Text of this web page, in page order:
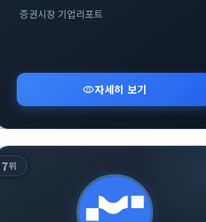
증권시장 기업리포트
visibility자세히 보기
7위